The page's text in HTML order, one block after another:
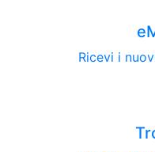
Ricevi i